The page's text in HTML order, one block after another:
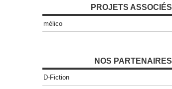
PROJETS ASSOCIÉS
mélico
NOS PARTENAIRES
D-Fiction